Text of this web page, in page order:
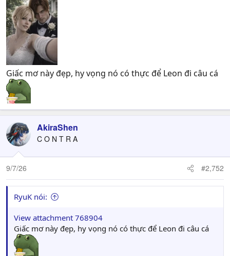
Giấc mơ này đẹp, hy vọng nó có thực để Leon đi câu cá
AkiraShen
C O N T R A
9/7/26 #2,752
RyuK nói:
View attachment 768904
Giấc mơ này đẹp, hy vọng nó có thực để Leon đi câu cá